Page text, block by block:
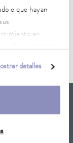
o que hayan
en
detalles